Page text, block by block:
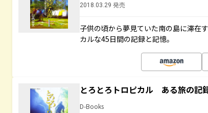
2018.03.29 発売
子供の頃から夢見ていた南の島に滞在
カルな45日間の記録と記憶。
とろとろトロピカル ある旅の
D-Books